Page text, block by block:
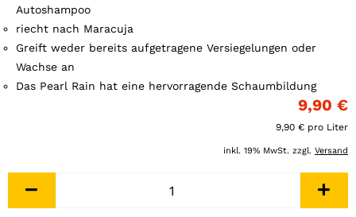
Autoshampoo
riecht nach Maracuja
Greift weder bereits aufgetragene Versiegelungen oder
Wachse an
Das Pearl Rain hat eine hervorragende Schaumbildung
9,90 €
9,90 € pro Liter
inkl. 19% MwSt. zzgl. Versand